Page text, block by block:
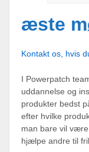
æste
Kontakt os, hvis
I Powerpatch
uddannelse og
produkter bedst
efter hvilke
man bare vil
hjælpe andre til